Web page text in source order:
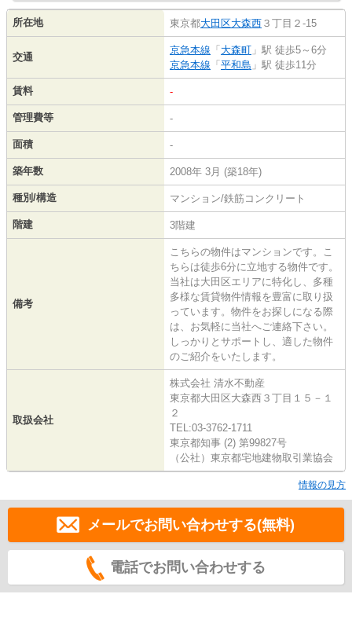
所在地 東京都大田区大森西 ３丁目２-15
交通
京急本線 「 大森町 」駅 徒歩5～6分
京急本線 「 平和島 」駅 徒歩11分
賃料 -
管理費等 -
面積 -
築年数 2008年 3月 (築18年)
種別/構造 マンション/鉄筋コンクリート
階建 3階建
備考
こちらの物件はマンションです。こ
ちらは徒歩6分に立地する物件です。
当社は大田区エリアに特化し、多種
多様な賃貸物件情報を豊富に取り扱
っています。物件をお探しになる際
は、お気軽に当社へご連絡下さい。
しっかりとサポートし、適した物件
のご紹介をいたします。
取扱会社
株式会社 清水不動産
東京都大田区大森西３丁目１５－１
２
TEL:03-3762-1711
東京都知事 (2) 第99827号
（公社）東京都宅地建物取引業協会
情報の見方
メールでお問い合わせする(無料)
電話でお問い合わせする